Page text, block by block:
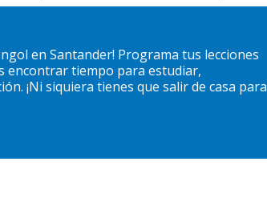
en Santander! Programa tus lecciones
encontrar tiempo para estudiar,
¡Ni siquiera tienes que salir de casa para